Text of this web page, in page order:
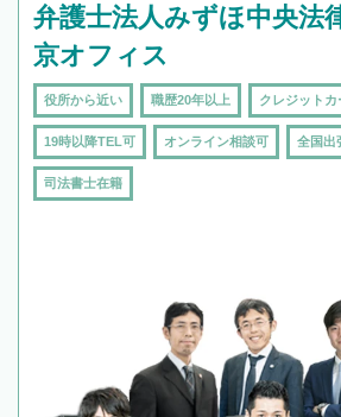
弁護士法人みずほ中央
京オフィス
役所から近い 職歴20年以上 クレジットカ
19時以降TEL可 オンライン相談可 全国出
司法書士在籍